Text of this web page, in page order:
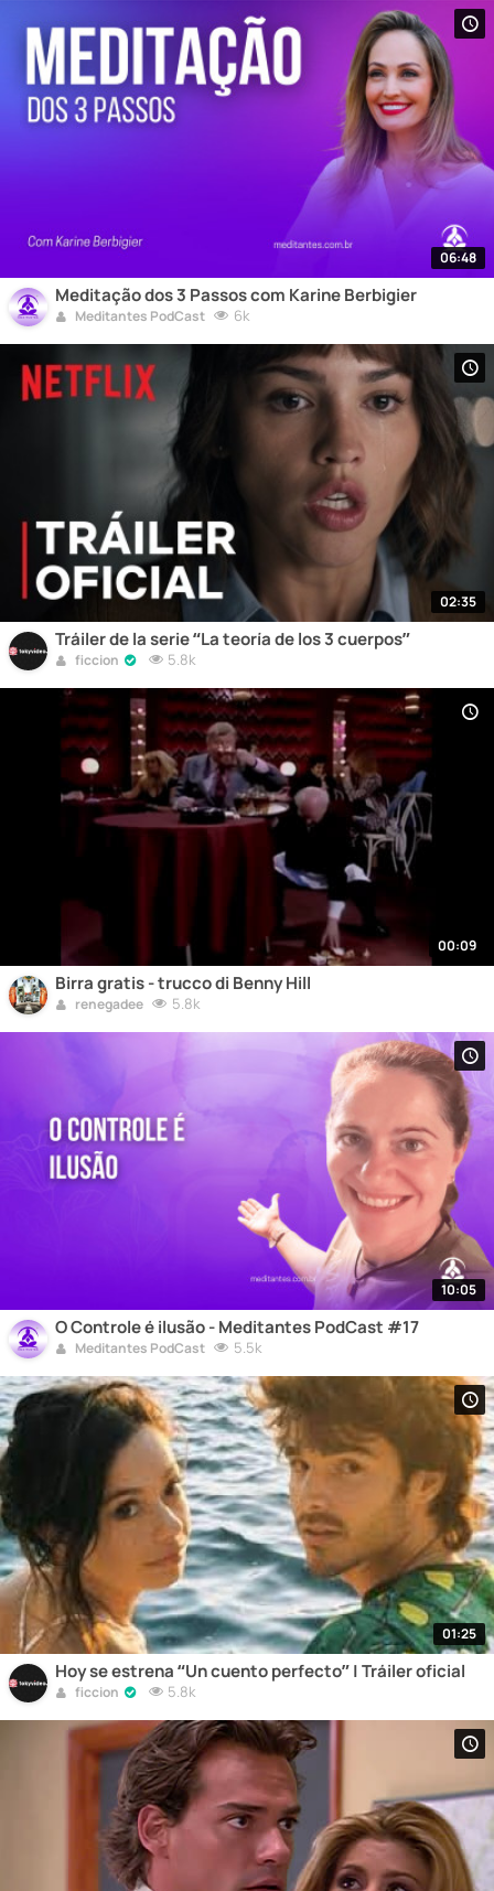
06:48
Meditação dos 3 Passos com Karine Berbigier
Meditantes PodCast 6k
02:35
Tráiler de la serie “La teoría de los 3 cuerpos”
ficcion 5.8k
00:09
Birra gratis - trucco di Benny Hill
renegadee 5.8k
10:05
O Controle é ilusão - Meditantes PodCast #17
Meditantes PodCast 5.5k
01:25
Hoy se estrena “Un cuento perfecto” | Tráiler oficial
ficcion 5.8k